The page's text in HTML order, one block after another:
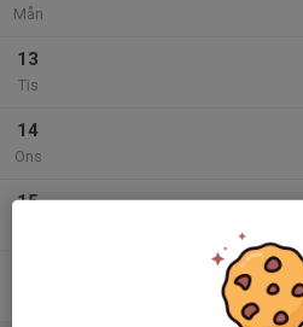
Mån
13
Tis
14
Ons
15